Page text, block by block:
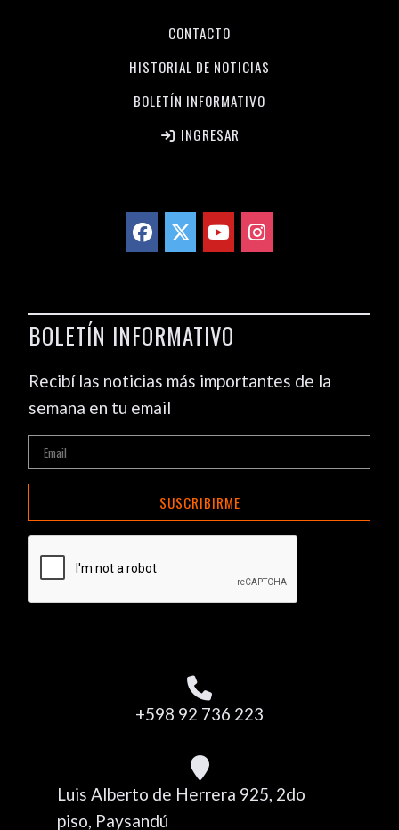
CONTACTO
HISTORIAL DE NOTICIAS
BOLETÍN INFORMATIVO
INGRESAR
BOLETÍN INFORMATIVO
Recibí las noticias más importantes de la
semana en tu email
SUSCRIBIRME
+598 92 736 223
Luis Alberto de Herrera 925, 2do
piso, Paysandú